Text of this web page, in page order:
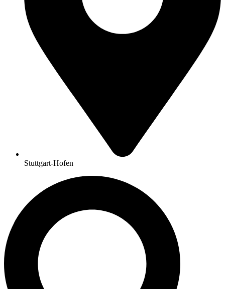
Stuttgart-Hofen